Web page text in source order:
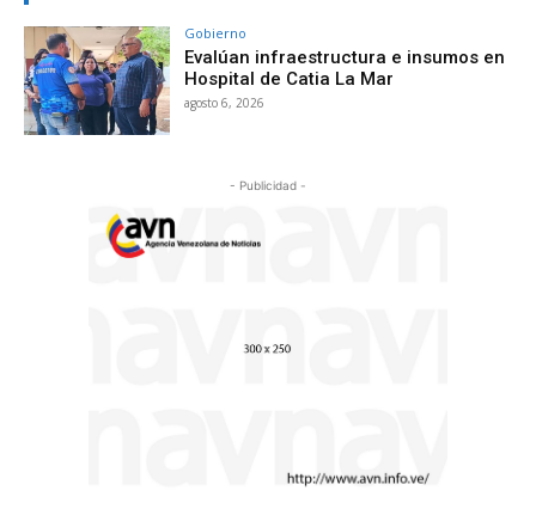
Gobierno
Evalúan infraestructura e insumos en
Hospital de Catia La Mar
agosto 6, 2026
- Publicidad -